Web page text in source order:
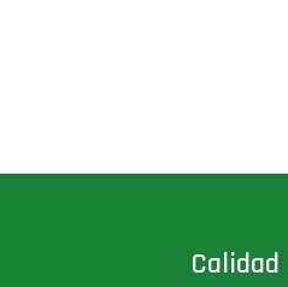
Calidad